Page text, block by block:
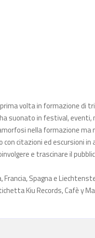
volta in formazione di
suonato in festival,
nella formazione ma
citazioni ed escursioni
e trascinare il
Francia, Spagna e
Kiu Records, Cafè y